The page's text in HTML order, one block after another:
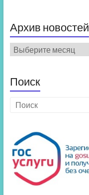
Архив новостей
Архив
новостей
Поиск